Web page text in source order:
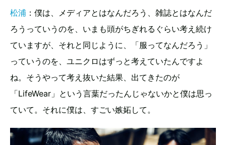
松浦 ：僕は、メディアとはなんだろう、雑誌とはなんだ
ろうっていうのを、いまも頭がちぎれるぐらい考え続け
ていますが、それと同じように、「服ってなんだろう」
っていうのを、ユニクロはずっと考えていたんですよ
ね。そうやって考え抜いた結果、出てきたのが
「LifeWear」という言葉だったんじゃないかと僕は思っ
ていて。それに僕は、すごい嫉妬して。